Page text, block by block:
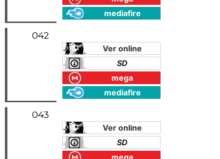
mediafire
042
Ver online
SD
mega
mediafire
043
Ver online
SD
mega